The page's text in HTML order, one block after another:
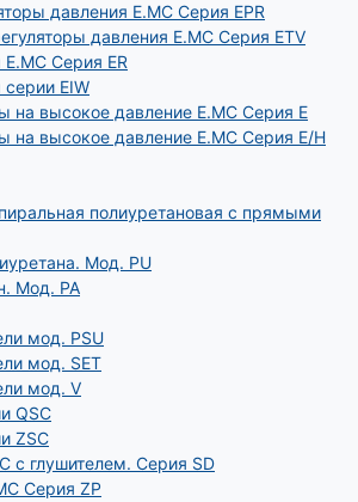
давления E.MC Серия EPR
давления E.MC Серия ETV
Серия ER
серии EIW
на высокое давление E.MC Серия E
на высокое давление E.MC Серия E/H
полиуретановая с прямыми
Мод. РU
Мод. PA
мод. PSU
мод. SET
мод. V
QSC
ZSC
с глушителем. Серия SD
Серия ZP